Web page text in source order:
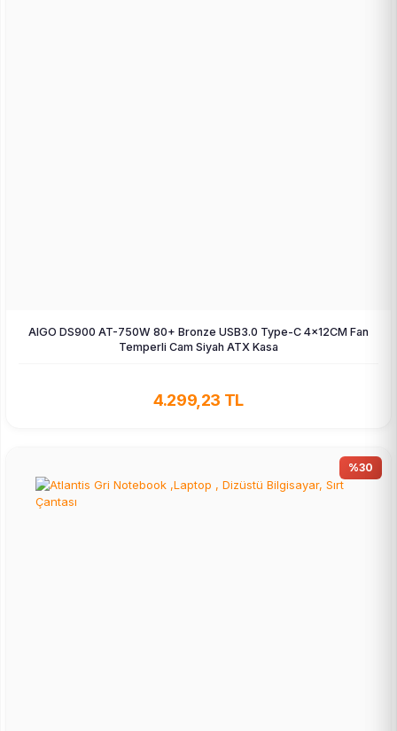
AIGO DS900 AT-750W 80+ Bronze USB3.0 Type-C 4×12CM Fan
Temperli Cam Siyah ATX Kasa
4.299,23 TL
%30